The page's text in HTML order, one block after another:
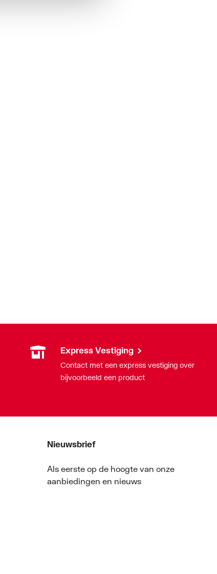
Express Vestiging
Contact met een express vestiging over
bijvoorbeeld een product
Nieuwsbrief
Als eerste op de hoogte van onze
aanbiedingen en nieuws